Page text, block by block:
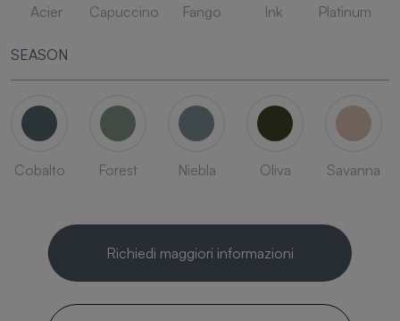
Acier Capuccino Fango Ink Platinum
SEASON
Cobalto Forest Niebla Oliva Savanna
Richiedi maggiori informazioni